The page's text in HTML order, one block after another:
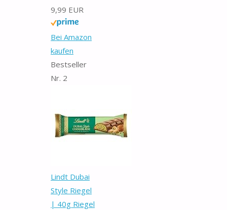
9,99 EUR
Bei Amazon
kaufen
Bestseller
Nr. 2
Lindt Dubai
Style Riegel
| 40g Riegel